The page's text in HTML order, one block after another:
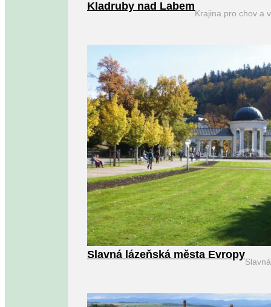
Kladruby nad Labem
Krajina pro chov a
Slavná lázeňská města Evropy